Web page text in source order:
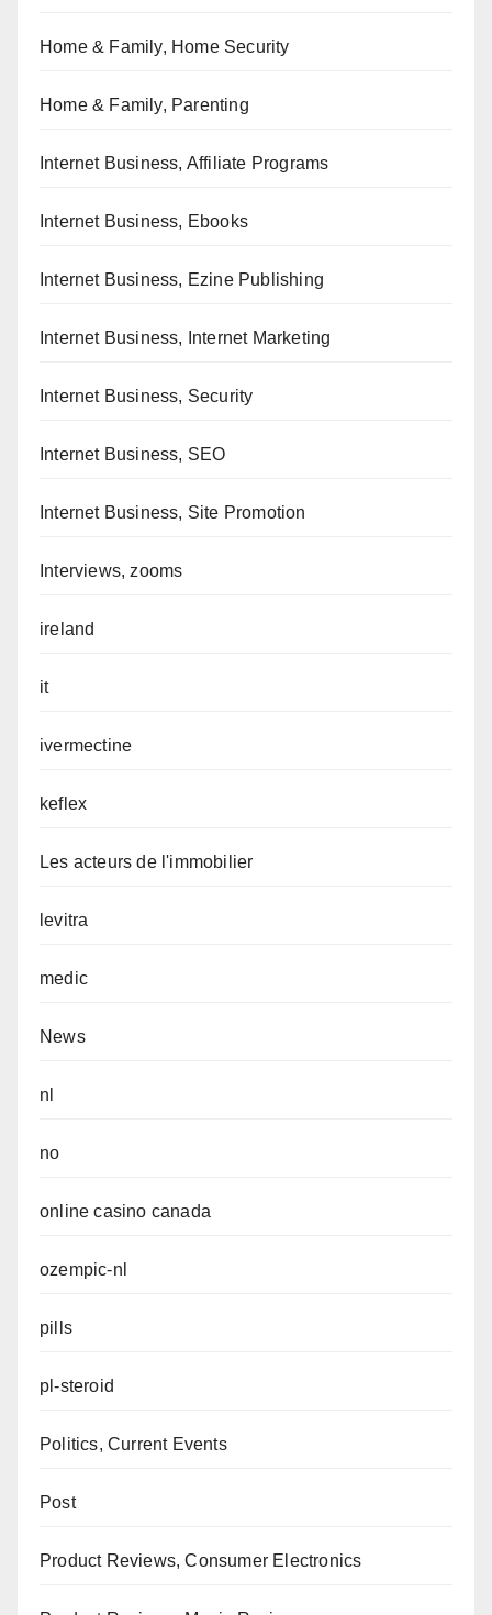
Home & Family, Home Security
Home & Family, Parenting
Internet Business, Affiliate Programs
Internet Business, Ebooks
Internet Business, Ezine Publishing
Internet Business, Internet Marketing
Internet Business, Security
Internet Business, SEO
Internet Business, Site Promotion
Interviews, zooms
ireland
it
ivermectine
keflex
Les acteurs de l'immobilier
levitra
medic
News
nl
no
online casino canada
ozempic-nl
pills
pl-steroid
Politics, Current Events
Post
Product Reviews, Consumer Electronics